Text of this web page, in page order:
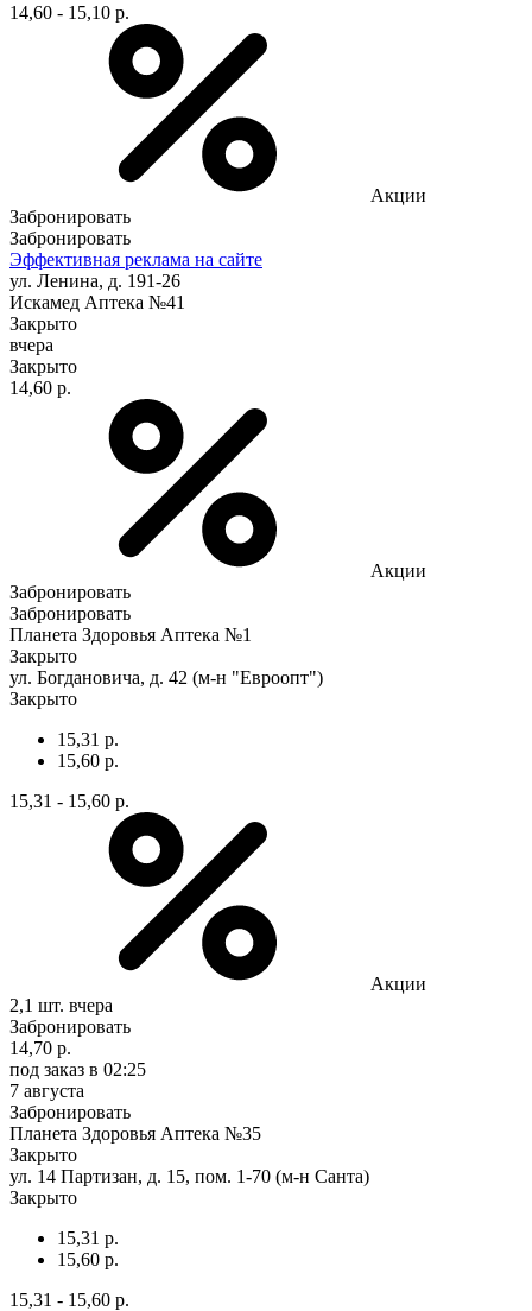
14,60 - 15,10 р.
Акции
Забронировать
Забронировать
Эффективная реклама на сайте
ул. Ленина, д. 191-26
Искамед Аптека №41
Закрыто
вчера
Закрыто
14,60 р.
Акции
Забронировать
Забронировать
Планета Здоровья Аптека №1
Закрыто
ул. Богдановича, д. 42 (м-н "Евроопт")
Закрыто
15,31 р.
15,60 р.
15,31 - 15,60 р.
Акции
2,1 шт. вчера
Забронировать
14,70 р.
под заказ в 02:25
7 августа
Забронировать
Планета Здоровья Аптека №35
Закрыто
ул. 14 Партизан, д. 15, пом. 1-70 (м-н Санта)
Закрыто
15,31 р.
15,60 р.
15,31 - 15,60 р.